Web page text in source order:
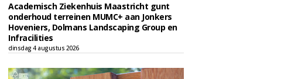
Academisch Ziekenhuis Maastricht gunt
onderhoud terreinen MUMC+ aan Jonkers
Hoveniers, Dolmans Landscaping Group en
Infracilities
dinsdag 4 augustus 2026